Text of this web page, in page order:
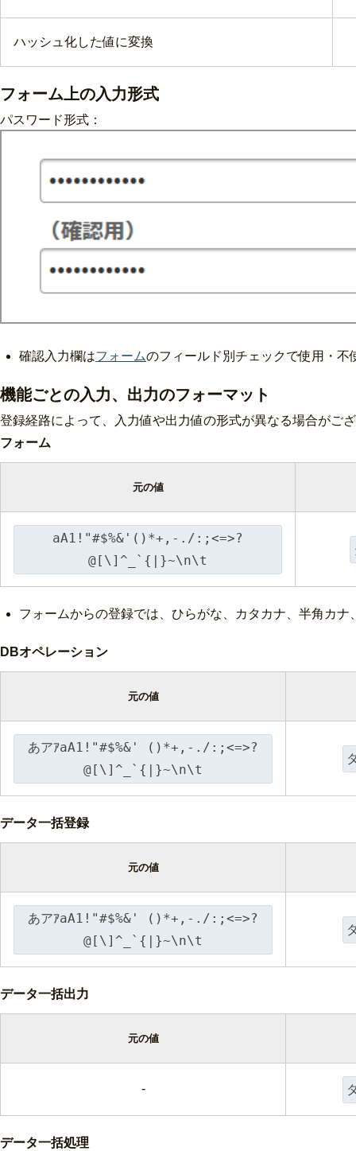
ハッシュ化した値に変換
フォーム上の入力形式
パスワード形式：
確認入力欄はフォームのフィールド別チェックで使用・不
機能ごとの入力、出力のフォーマット
登録経路によって、入力値や出力値の形式が異なる場合がご
フォーム
元の値
aA1!"#$%&'()*+,-./:;<=>?
@[\]^_`{|}~\n\t
フォームからの登録では、ひらがな、カタカナ、半角カ
DBオペレーション
元の値
あアｱaA1!"#$%&' ()*+,-./:;<=>?
@[\]^_`{|}~\n\t
データ一括登録
元の値
あアｱaA1!"#$%&' ()*+,-./:;<=>?
@[\]^_`{|}~\n\t
データ一括出力
元の値
-
データ一括処理